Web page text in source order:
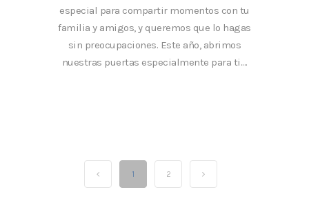
especial para compartir momentos con tu
familia y amigos, y queremos que lo hagas
sin preocupaciones. Este año, abrimos
nuestras puertas especialmente para ti....
1 2